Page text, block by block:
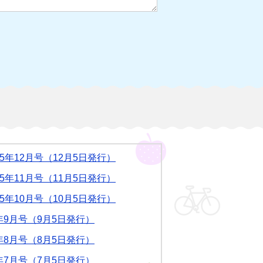
12月号（12月5日発行）
11月号（11月5日発行）
10月号（10月5日発行）
月号（9月5日発行）
月号（8月5日発行）
月号（7月5日発行）